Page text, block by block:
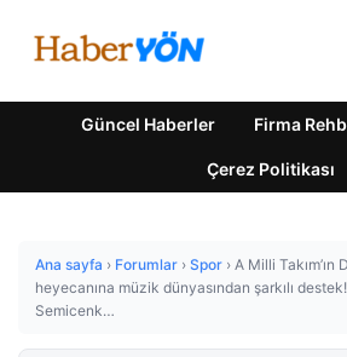
Güncel Haberler Firma
Çerez Politikası
Ana sayfa › Forumlar › Spor › A Milli Takım’ın
heyecanına müzik dünyasından şarkılı
Semicenk…